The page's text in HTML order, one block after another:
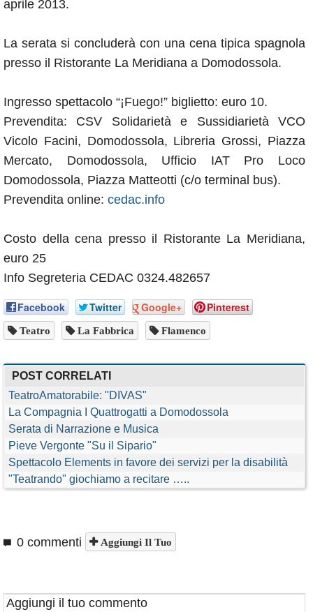
aprile 2013.
La serata si concluderà con una cena tipica spagnola
presso il Ristorante La Meridiana a Domodossola.
Ingresso spettacolo “¡Fuego!” biglietto: euro 10.
Prevendita: CSV Solidarietà e Sussidiarietà VCO
Vicolo Facini, Domodossola, Libreria Grossi, Piazza
Mercato, Domodossola, Ufficio IAT Pro Loco
Domodossola, Piazza Matteotti (c/o terminal bus).
Prevendita online: cedac.info
Costo della cena presso il Ristorante La Meridiana,
euro 25
Info Segreteria CEDAC 0324.482657
Facebook Twitter Google+ Pinterest
Teatro La Fabbrica Flamenco
POST CORRELATI
TeatroAmatorabile: "DIVAS"
La Compagnia I Quattrogatti a Domodossola
Serata di Narrazione e Musica
Pieve Vergonte "Su il Sipario"
Spettacolo Elements in favore dei servizi per la disabilità
"Teatrando" giochiamo a recitare …..
0 commenti Aggiungi Il Tuo
Aggiungi il tuo commento